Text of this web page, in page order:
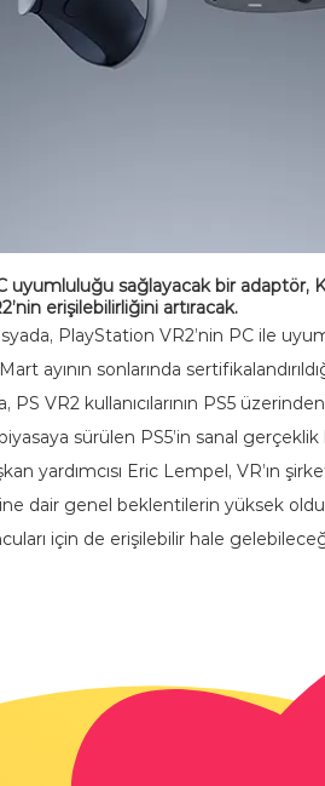
uyumluluğu sağlayacak bir
erişilebilirliğini artıracak.
PlayStation VR2’nin PC ile
ayının sonlarında
VR2 kullanıcılarının PS5
sürülen PS5’in sanal gerçeklik
yardımcısı Eric Lempel, VR’ın
dair genel beklentilerin yüksek
için de erişilebilir hale